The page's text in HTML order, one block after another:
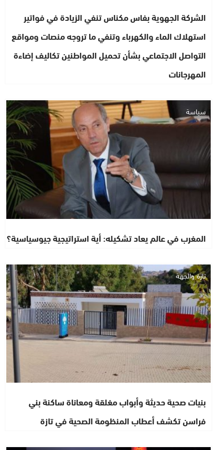
الشركة الجهوية بفاس مكناس تنفي الزيادة في فواتير
استهلاك الماء والكهرباء وتنفي ما تروجه منصات ومواقع
التواصل الاجتماعي بشأن تحميل المواطنين تكاليف إضاءة
المهرجانات
سياسة
المغرب في عالم يعاد تشكيله: أية استراتيجية جيوسياسية؟
تازة والجهة
بنيات صحية حديثة وأبواب مغلقة ومعاناة ساكنة بني
فراسن تكشف أعطاب المنظومة الصحية في تازة